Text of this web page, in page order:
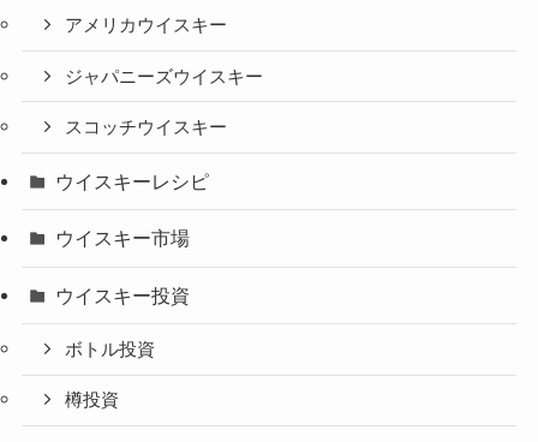
アメリカウイスキー
ジャパニーズウイスキー
スコッチウイスキー
ウイスキーレシピ
ウイスキー市場
ウイスキー投資
ボトル投資
樽投資